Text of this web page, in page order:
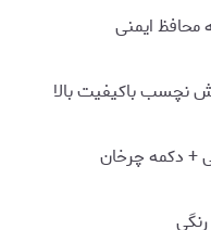
نچسب باکیفیت بالا
+ دکمه چرخان